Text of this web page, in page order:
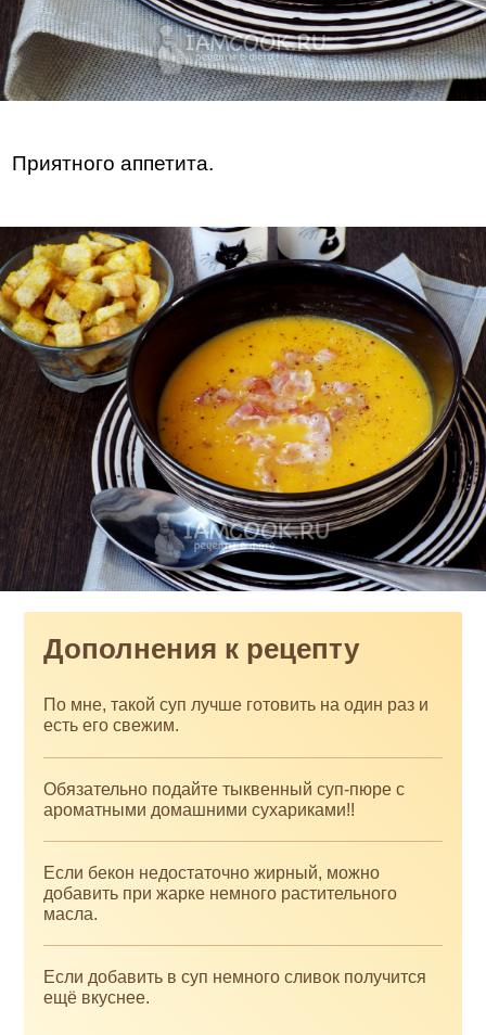
Приятного аппетита.
Дополнения к рецепту
По мне, такой суп лучше готовить на один раз и
есть его свежим.
Обязательно подайте тыквенный суп-пюре с
ароматными домашними сухариками!!
Если бекон недостаточно жирный, можно
добавить при жарке немного растительного
масла.
Если добавить в суп немного сливок получится
ещё вкуснее.